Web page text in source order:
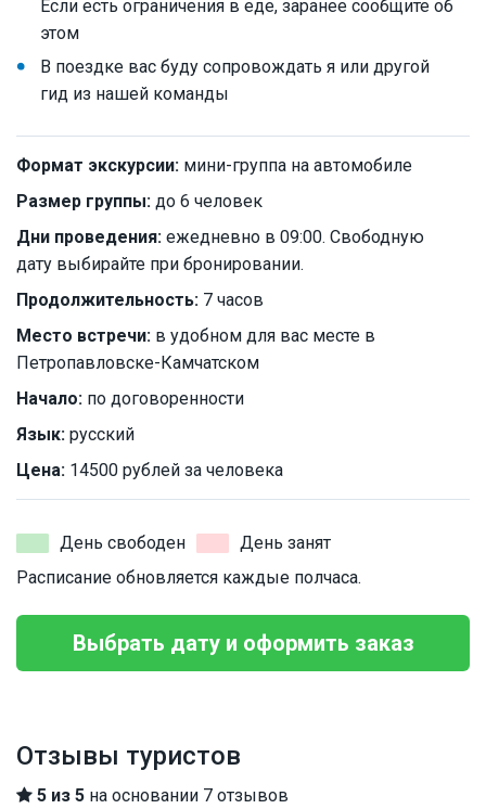
Если есть ограничения в еде, заранее сообщите об
этом
В поездке вас буду сопровождать я или другой
гид из нашей команды
Формат экскурсии: мини-группа на автомобиле
Размер группы: до 6 человек
Дни проведения: ежедневно в 09:00. Свободную
дату выбирайте при бронировании.
Продолжительность: 7 часов
Место встречи: в удобном для вас месте в
Петропавловске-Камчатском
Начало: по договоренности
Язык: русский
Цена: 14500 рублей за человека
День свободен
День занят
Расписание обновляется каждые полчаса.
Выбрать дату и оформить заказ
Отзывы туристов
5 из 5 на основании 7 отзывов